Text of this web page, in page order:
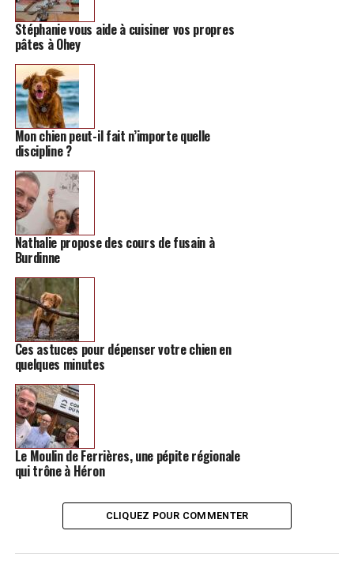
Stéphanie vous aide à cuisiner vos propres
pâtes à Ohey
Mon chien peut-il fait n’importe quelle
discipline ?
Nathalie propose des cours de fusain à
Burdinne
Ces astuces pour dépenser votre chien en
quelques minutes
Le Moulin de Ferrières, une pépite régionale
qui trône à Héron
CLIQUEZ POUR COMMENTER